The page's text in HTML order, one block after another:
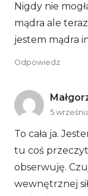
Nigdy nie
mądra ale
jestem mądra
Odpowiedz
5
To cała ja.
tu coś
obserwuję.
wewnętrznej